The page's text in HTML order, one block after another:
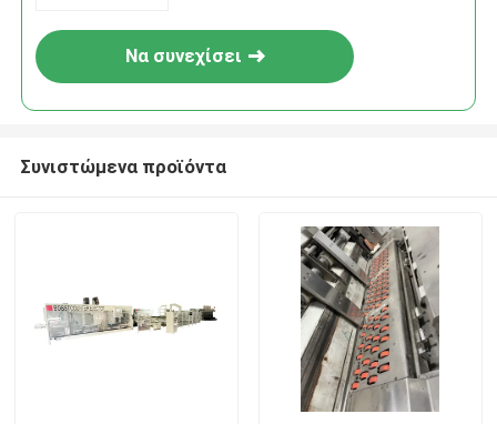
Να συνεχίσει
Συνιστώμενα προϊόντα